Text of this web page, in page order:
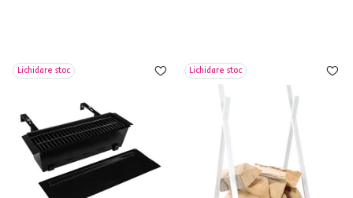
Lichidare stoc Lichidare stoc